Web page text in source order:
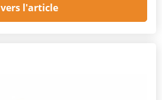
vers l'article